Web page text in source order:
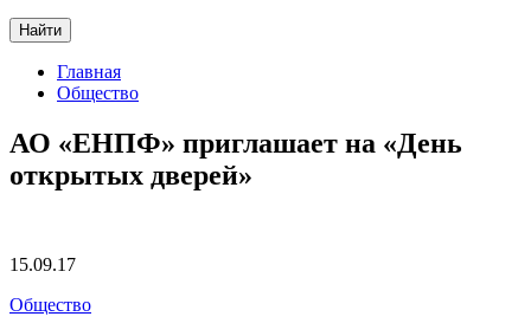
Найти
Главная
Общество
АО «ЕНПФ» приглашает на «День
открытых дверей»
15.09.17
Общество